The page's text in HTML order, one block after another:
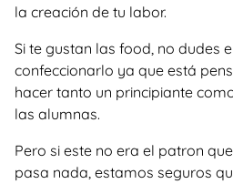
la creación de tu labor.
Si te gustan las food, no dudes
confeccionarlo ya que está
hacer tanto un principiante
las alumnas.
Pero si este no era el patron
pasa nada, estamos seguros